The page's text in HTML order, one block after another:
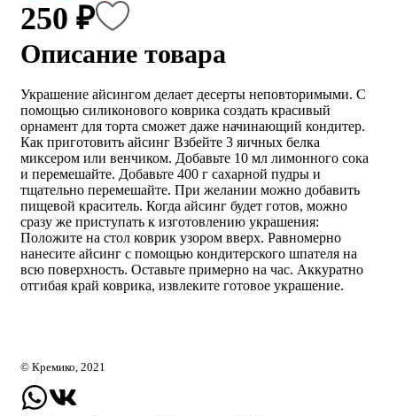
250 ₽
Описание товара
Украшение айсингом делает десерты неповторимыми. С
помощью силиконового коврика создать красивый
орнамент для торта сможет даже начинающий кондитер.
Как приготовить айсинг Взбейте 3 яичных белка
миксером или венчиком. Добавьте 10 мл лимонного сока
и перемешайте. Добавьте 400 г сахарной пудры и
тщательно перемешайте. При желании можно добавить
пищевой краситель. Когда айсинг будет готов, можно
сразу же приступать к изготовлению украшения:
Положите на стол коврик узором вверх. Равномерно
нанесите айсинг с помощью кондитерского шпателя на
всю поверхность. Оставьте примерно на час. Аккуратно
отгибая край коврика, извлеките готовое украшение.
© Кремико, 2021